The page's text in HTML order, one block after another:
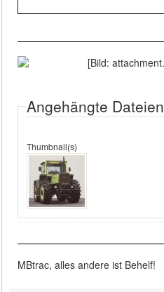
Angehängte Dateien
Thumbnail(s)
MBtrac, alles andere ist Behelf!